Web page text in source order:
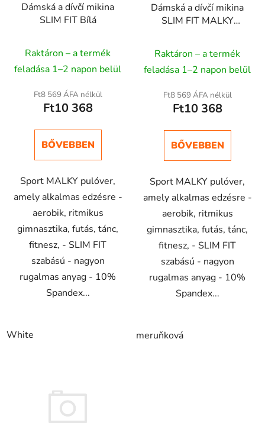
Dámská a dívčí mikina
SLIM FIT Bílá
Raktáron – a termék
feladása 1–2 napon belül
Ft8 569 ÁFA nélkül
Ft10 368
BŐVEBBEN
Sport MALKY pulóver,
amely alkalmas edzésre -
aerobik, ritmikus
gimnasztika, futás, tánc,
fitnesz, - SLIM FIT
szabású - nagyon
rugalmas anyag - 10%
Spandex...
White
Dámská a dívčí mikina
SLIM FIT MALKY
Raktáron – a termék
feladása 1–2 napon belül
Ft8 569 ÁFA nélkül
Ft10 368
BŐVEBBEN
Sport MALKY pulóver,
amely alkalmas edzésre -
aerobik, ritmikus
gimnasztika, futás, tánc,
fitnesz, - SLIM FIT
szabású - nagyon
rugalmas anyag - 10%
Spandex...
meruňková